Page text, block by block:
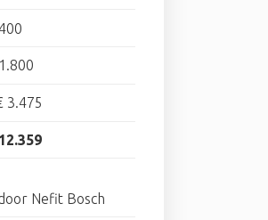
3.475
Nefit Bosch